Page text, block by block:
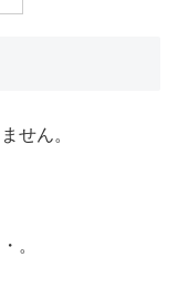
せん。
。